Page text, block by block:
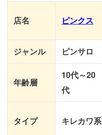
店名 ピンクス
ジャンル ピンサロ
年齢層
10代～20
代
タイプ キレカワ系